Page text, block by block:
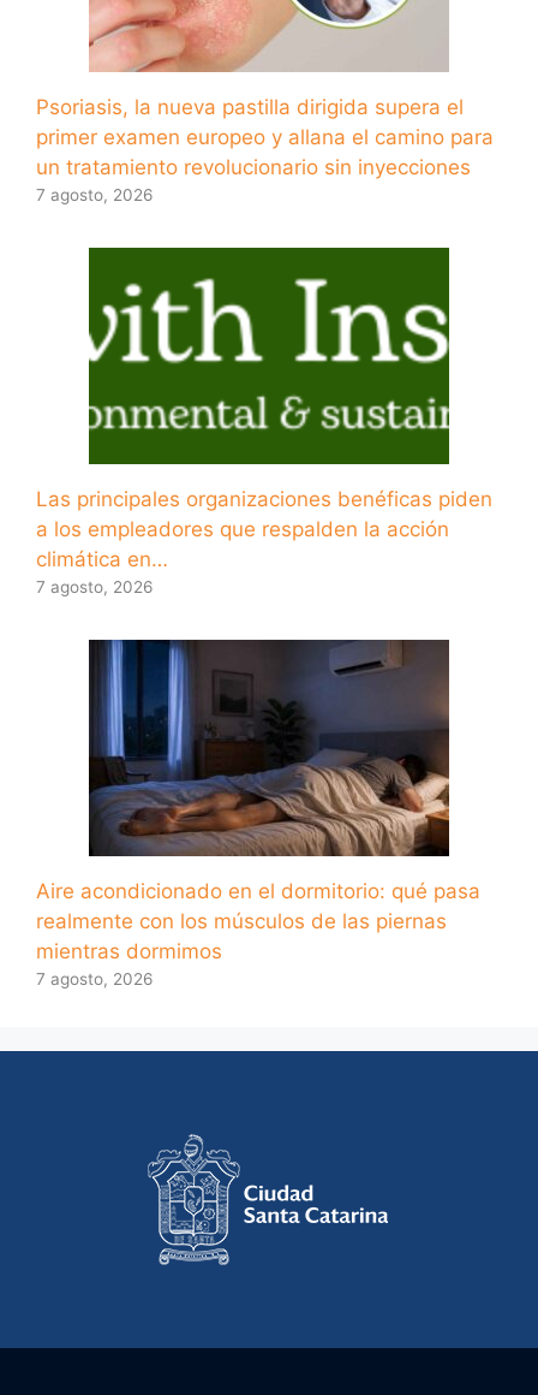
Psoriasis, la nueva pastilla dirigida supera el
primer examen europeo y allana el camino para
un tratamiento revolucionario sin inyecciones
7 agosto, 2026
Las principales organizaciones benéficas piden
a los empleadores que respalden la acción
climática en…
7 agosto, 2026
Aire acondicionado en el dormitorio: qué pasa
realmente con los músculos de las piernas
mientras dormimos
7 agosto, 2026